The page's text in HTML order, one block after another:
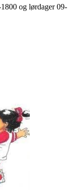
og lørdager 09-